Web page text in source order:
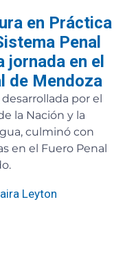
en Práctica
Penal
en el
de Mendoza
por el
la Nación y la
culminó con
en el Fuero Penal
Leyton